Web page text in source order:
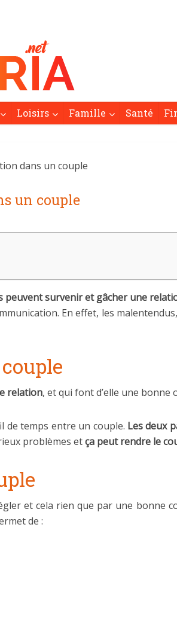
Loisirs Famille Santé
dans un couple
un couple
peuvent survenir et gâcher une
En effet, les
relation, et qui font d’elle une bonne
de temps entre un couple. Les deux
problèmes etça peut rendre le
et cela rien que par une bonne
de :